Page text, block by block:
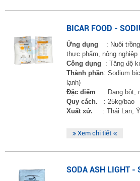
BICAR FOOD -
Ứng dụng : Nuôi
thực phẩm, nông nghiệp
Công dụng : Tăng độ
Thành phần: Sodium
lạnh)
Đặc điểm : Dạng bột,
Quy cách. : 25kg/bao
Xuất xứ. : Thái Lan, Ý
Xem chi tiết
SODA ASH LIGHT -